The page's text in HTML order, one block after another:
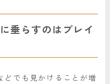
垂らすのはブレイ
どでも見かけることが増